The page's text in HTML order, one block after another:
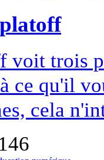
voit trois
ce qu'il
cela
146